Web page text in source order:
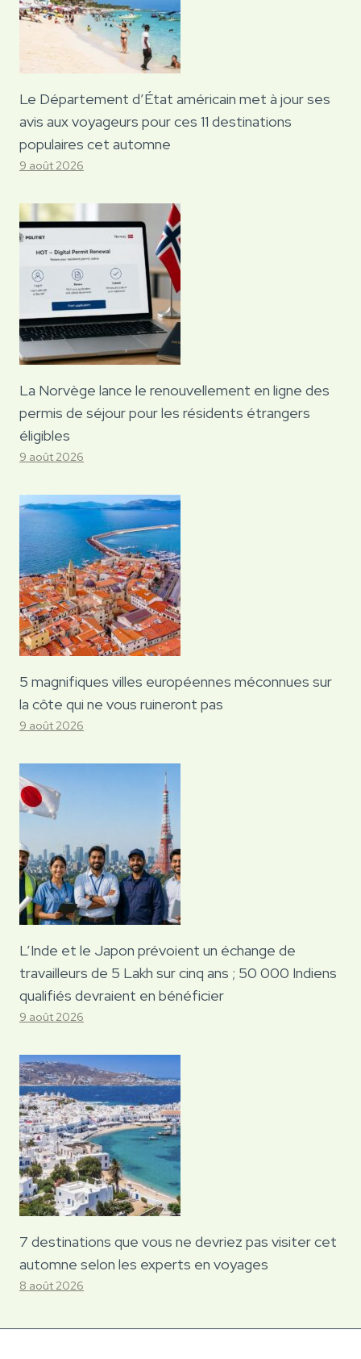
Le Département d’État américain met à jour ses
avis aux voyageurs pour ces 11 destinations
populaires cet automne
9 août 2026
La Norvège lance le renouvellement en ligne des
permis de séjour pour les résidents étrangers
éligibles
9 août 2026
5 magnifiques villes européennes méconnues sur
la côte qui ne vous ruineront pas
9 août 2026
L’Inde et le Japon prévoient un échange de
travailleurs de 5 Lakh sur cinq ans ; 50 000 Indiens
qualifiés devraient en bénéficier
9 août 2026
7 destinations que vous ne devriez pas visiter cet
automne selon les experts en voyages
8 août 2026